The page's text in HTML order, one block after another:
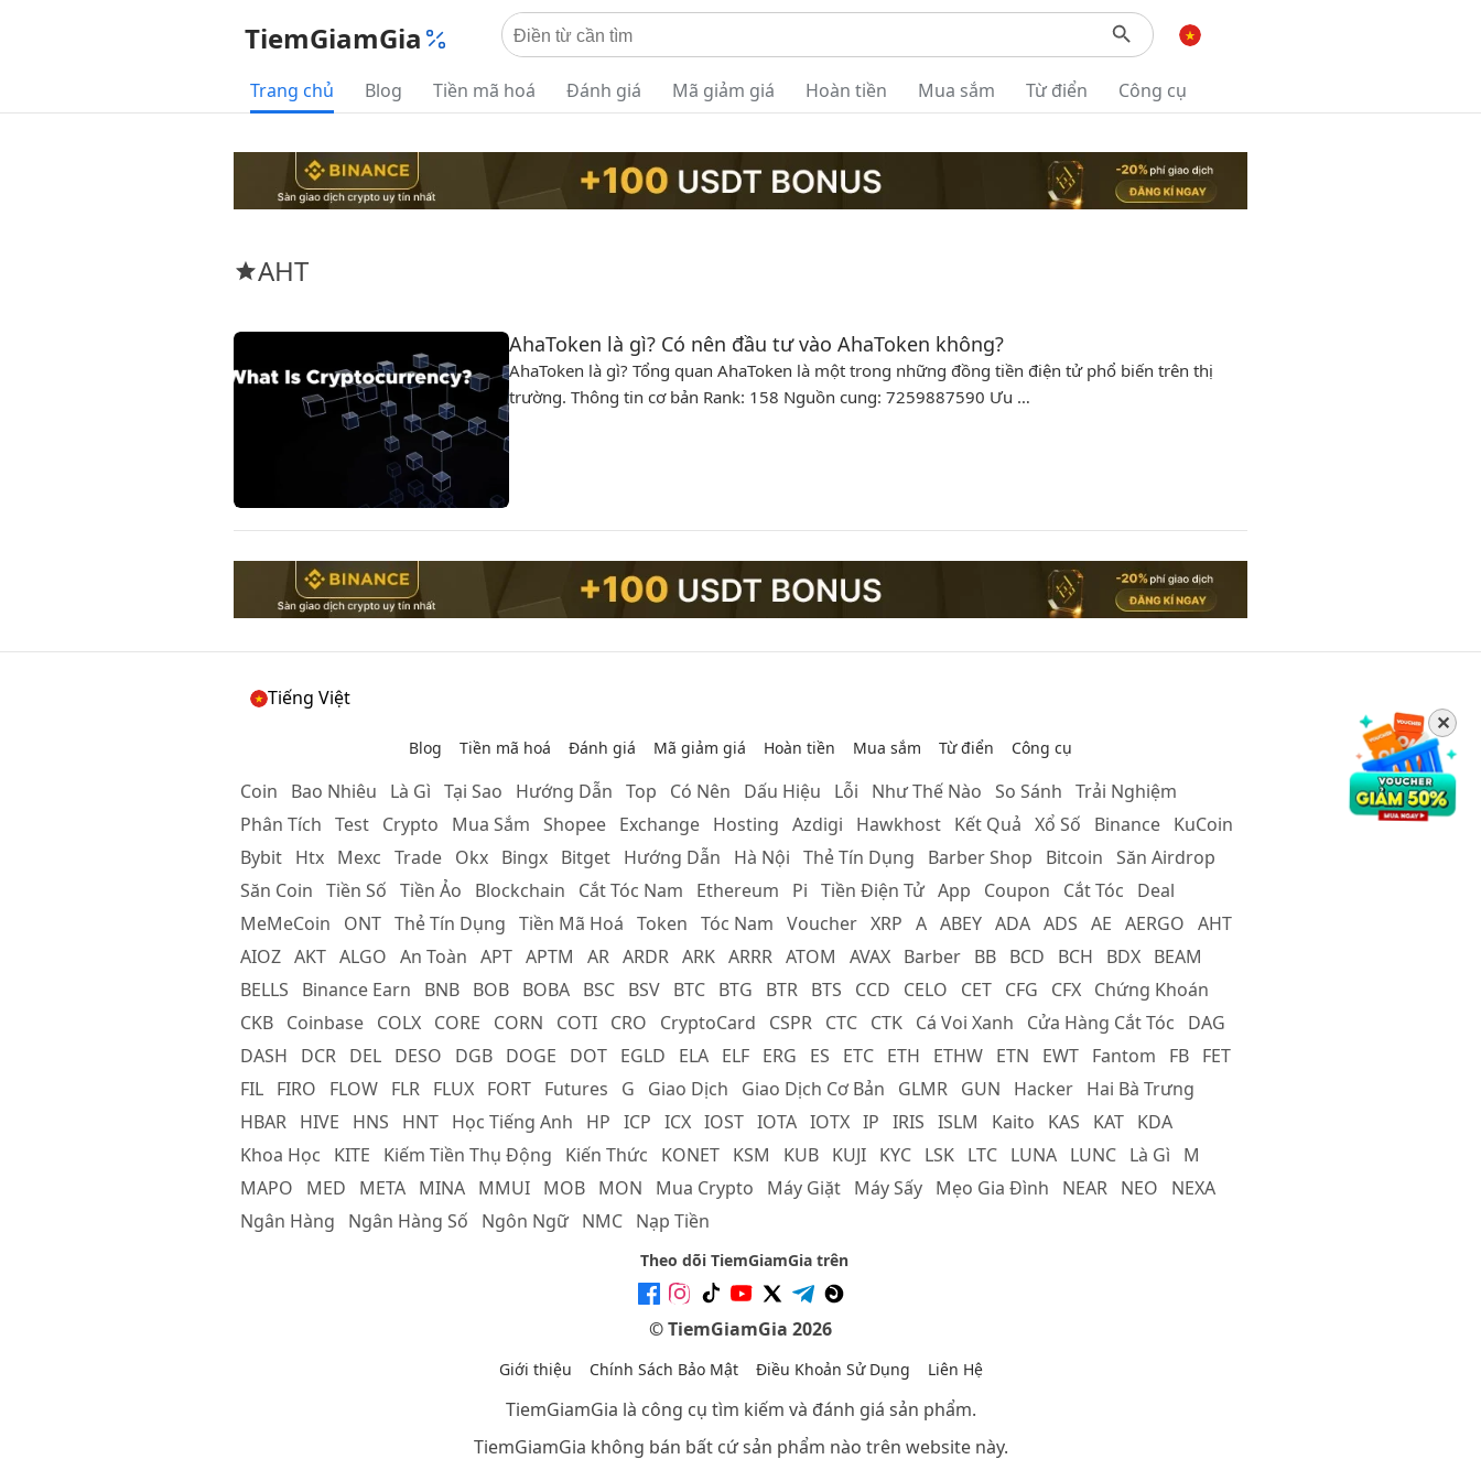
TiemGiamGia
Trang chủ Blog Tiền mã hoá Đánh giá Mã giảm giá Hoàn tiền Mua sắm Từ điển Công cụ
AHT
AhaToken là gì? Có nên đầu tư vào AhaToken không?
AhaToken là gì? Tổng quan AhaToken là một trong những đồng tiền điện tử phổ biến trên thị
trường. Thông tin cơ bản Rank: 158 Nguồn cung: 7259887590 Ưu …
Tiếng Việt
Blog Tiền mã hoá Đánh giá Mã giảm giá Hoàn tiền Mua sắm Từ điển Công cụ
Coin Bao Nhiêu Là Gì Tại Sao Hướng Dẫn Top Có Nên Dấu Hiệu Lỗi Như Thế Nào So Sánh Trải Nghiệm
Phân Tích Test Crypto Mua Sắm Shopee Exchange Hosting Azdigi Hawkhost Kết Quả Xổ Số Binance KuCoin
Bybit Htx Mexc Trade Okx Bingx Bitget Hướng Dẫn Hà Nội Thẻ Tín Dụng Barber Shop Bitcoin Săn Airdrop
Săn Coin Tiền Số Tiền Ảo Blockchain Cắt Tóc Nam Ethereum Pi Tiền Điện Tử App Coupon Cắt Tóc
Deal
MeMeCoin
ONT Thẻ Tín Dụng Tiền Mã Hoá Token Tóc Nam Voucher XRP A ABEY ADA ADS AE AERGO AHT
AIOZ AKT ALGO An Toàn APT APTM AR ARDR ARK ARRR ATOM AVAX Barber BB BCD BCH BDX BEAM
BELLS
Binance Earn BNB BOB BOBA BSC BSV BTC BTG BTR BTS CCD CELO CET CFG CFX Chứng Khoán
CKB Coinbase COLX CORE CORN COTI CRO CryptoCard CSPR CTC CTK Cá Voi Xanh Cửa Hàng Cắt Tóc
DAG
DASH
DCR DEL DESO DGB DOGE DOT EGLD ELA ELF ERG ES ETC ETH ETHW ETN EWT Fantom FB FET
FIL FIRO FLOW FLR FLUX FORT Futures G Giao Dịch Giao Dịch Cơ Bản GLMR GUN Hacker Hai Bà Trưng
HBAR HIVE HNS HNT Học Tiếng Anh HP ICP ICX IOST IOTA IOTX IP IRIS ISLM Kaito KAS KAT KDA
Khoa Học
KITE Kiếm Tiền Thụ Động Kiến Thức KONET KSM KUB KUJI KYC LSK LTC LUNA LUNC Là Gì
M
MAPO
MED META MINA MMUI MOB MON Mua Crypto Máy Giặt Máy Sấy Mẹo Gia Đình NEAR NEO
NEXA
Ngân Hàng
Ngân Hàng Số Ngôn Ngữ NMC Nạp Tiền
Theo dõi TiemGiamGia trên
© TiemGiamGia 2026
Giới thiệu Chính Sách Bảo Mật Điều Khoản Sử Dụng Liên Hệ
TiemGiamGia là công cụ tìm kiếm và đánh giá sản phẩm.
TiemGiamGia không bán bất cứ sản phẩm nào trên website này.
✕